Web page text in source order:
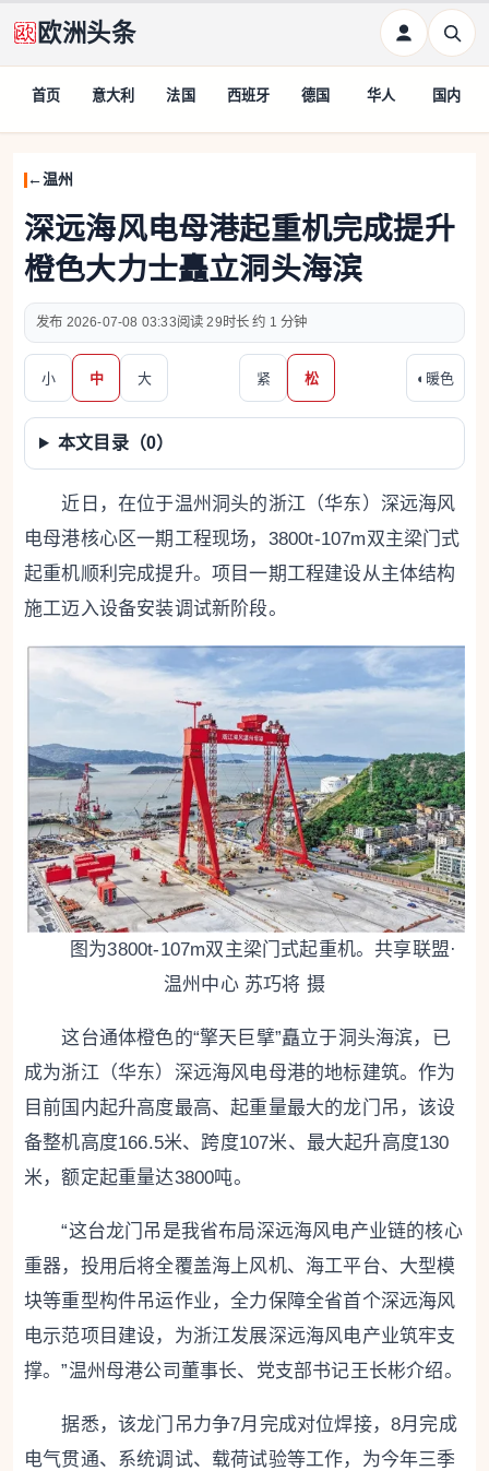
欧洲头条
首页 意大利 法国 西班牙 德国 华人 国内
温州
深远海风电母港起重机完成提升
橙色大力士矗立洞头海滨
2026-07-08 03:33 29 约 1 分钟
小 中 大 紧 松 ◐ 暖色
本文目录（0）
近日，在位于温州洞头的浙江（华东）深远海风
电母港核心区一期工程现场，3800t-107m双主梁门式
起重机顺利完成提升。项目一期工程建设从主体结构
施工迈入设备安装调试新阶段。
图为3800t-107m双主梁门式起重机。共享联盟·
温州中心 苏巧将 摄
这台通体橙色的“擎天巨擘”矗立于洞头海滨，已
成为浙江（华东）深远海风电母港的地标建筑。作为
目前国内起升高度最高、起重量最大的龙门吊，该设
备整机高度166.5米、跨度107米、最大起升高度130
米，额定起重量达3800吨。
“这台龙门吊是我省布局深远海风电产业链的核心
重器，投用后将全覆盖海上风机、海工平台、大型模
块等重型构件吊运作业，全力保障全省首个深远海风
电示范项目建设，为浙江发展深远海风电产业筑牢支
撑。”温州母港公司董事长、党支部书记王长彬介绍。
据悉，该龙门吊力争7月完成对位焊接，8月完成
电气贯通、系统调试、载荷试验等工作，为今年三季